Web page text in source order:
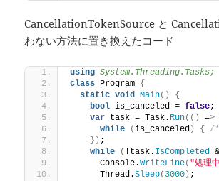
CancellationTokenSource と
わない方法に置き換えたコード
using System.Threading.Tasks;
class Program {
static void Main()
{
bool is_canceled = false;
var task = Task. Run(() =>
while
(is_canceled ) { /
}) ;
while
( !task. IsCompleted
      Console.
WriteLine( "処理
      Thread.
Sleep( 3000 ) ;